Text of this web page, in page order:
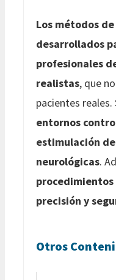
Los métodos
desarrollados
profesionales
realistas, que
pacientes
entornos
estimulación
neurológicas.
precisión y
Otros